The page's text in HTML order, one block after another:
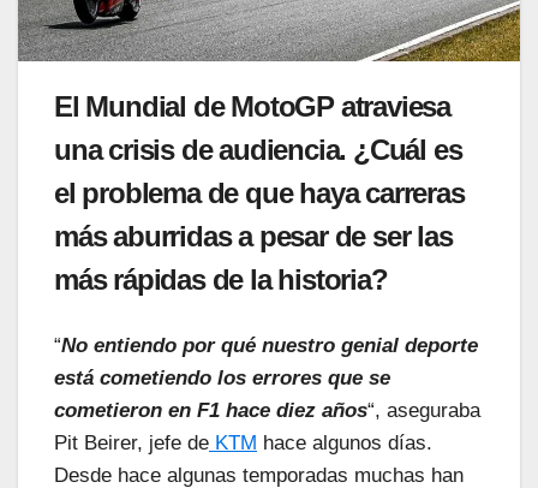
El Mundial de MotoGP atraviesa
una crisis de audiencia. ¿Cuál es
el problema de que haya carreras
más aburridas a pesar de ser las
más rápidas de la historia?
“No entiendo por qué nuestro genial deporte
está cometiendo los errores que se
cometieron en F1 hace diez años“, aseguraba
Pit Beirer, jefe de KTM hace algunos días.
Desde hace algunas temporadas muchas han